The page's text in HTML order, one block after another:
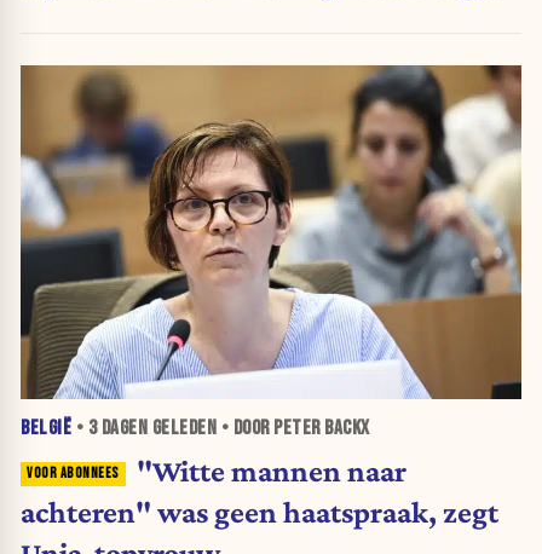
BELGIË • 3 DAGEN GELEDEN • DOOR PETER BACKX
"Witte mannen naar
achteren" was geen haatspraak, zegt